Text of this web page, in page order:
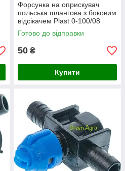
Форсунка на оприскувач
польська шлангова з боковим
відсікачем Plast 0-100/08
(прохідна)
Готово до відправки
50 ₴
Купити